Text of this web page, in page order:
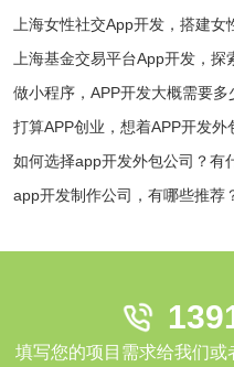
上海女性社交App开发，搭建女
上海基金交易平台App开发，
做小程序，APP开发大概需要
打算APP创业，想着APP开发
如何选择app开发外包公司？有
app开发制作公司，有哪些推荐
填写您的项目需求给我们